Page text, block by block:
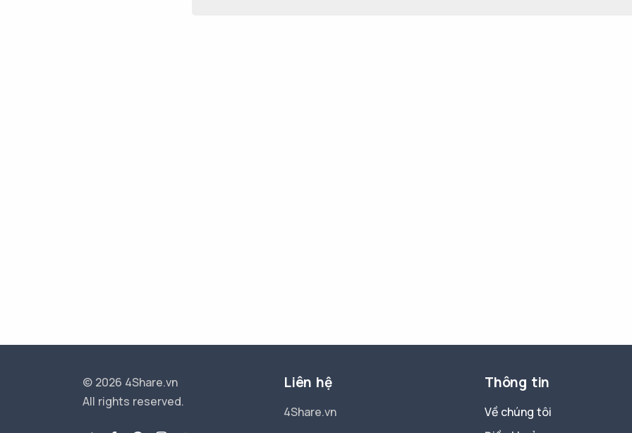
© 2026 4Share.vn
All rights reserved.
Liên hệ
4Share.vn
Thông tin
Về chúng tôi